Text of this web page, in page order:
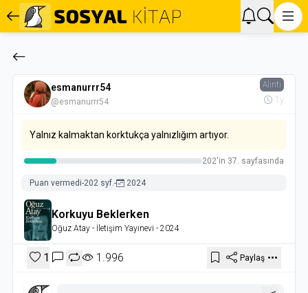
esmanurrr54
@esmanurrr54
Alıntı
1y
Yalnız kalmaktan korktukça yalnızlığım artıyor.
202'in 37. sayfasında
Puan vermedi-202 syf.- 2024
Korkuyu Beklerken
Oğuz Atay- İletişim Yayınevi - 2024
1 1.996 Paylaş